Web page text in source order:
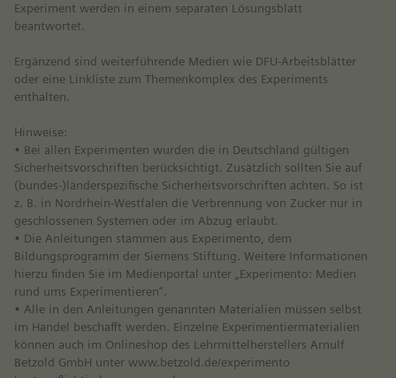
Experiment werden in einem separaten Lösungsblatt
beantwortet.
Ergänzend sind weiterführende Medien wie DFU-Arbeitsblätter
oder eine Linkliste zum Themenkomplex des Experiments
enthalten.
Hinweise:
• Bei allen Experimenten wurden die in Deutschland gültigen
Sicherheitsvorschriften berücksichtigt. Zusätzlich sollten Sie auf
(bundes-)länderspezifische Sicherheitsvorschriften achten. So ist
z. B. in Nordrhein-Westfalen die Verbrennung von Zucker nur in
geschlossenen Systemen oder im Abzug erlaubt.
• Die Anleitungen stammen aus Experimento, dem
Bildungsprogramm der Siemens Stiftung. Weitere Informationen
hierzu finden Sie im Medienportal unter „Experimento: Medien
rund ums Experimentieren“.
• Alle in den Anleitungen genannten Materialien müssen selbst
im Handel beschafft werden. Einzelne Experimentiermaterialien
können auch im Onlineshop des Lehrmittelherstellers Arnulf
Betzold GmbH unter www.betzold.de/experimento